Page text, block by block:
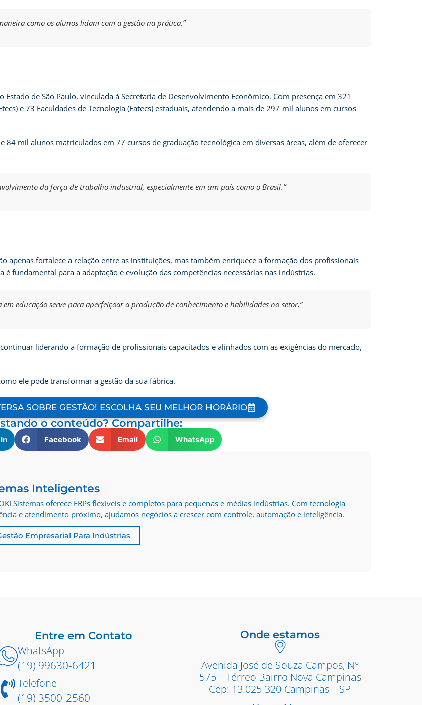
como os alunos lidam com a gestão na prática.”
Estado de São Paulo, vinculada à Secretaria de Desenvolvimento Econômico. Com presença em 321
e 73 Faculdades de Tecnologia (Fatecs) estaduais, atendendo a mais de 297 mil alunos em cursos
84 mil alunos matriculados em 77 cursos de graduação tecnológica em diversas áreas, além de oferecer
da força de trabalho industrial, especialmente em um país como o Brasil.”
apenas fortalece a relação entre as instituições, mas também enriquece a formação dos profissionais
fundamental para a adaptação e evolução das competências necessárias nas indústrias.
educação serve para aperfeiçoar a produção de conhecimento e habilidades no setor.”
liderando a formação de profissionais capacitados e alinhados com as exigências do mercado,
ele pode transformar a gestão da sua fábrica.
SOBRE GESTÃO! ESCOLHA SEU MELHOR HORÁRIO
o conteúdo? Compartilhe:
Facebook Email WhatsApp
Inteligentes
Sistemas oferece ERPs flexíveis e completos para pequenas e médias indústrias. Com tecnologia
e atendimento próximo, ajudamos negócios a crescer com controle, automação e inteligência.
Empresarial Para Indústrias
Entre em Contato
WhatsApp
(19) 99630-6421
Telefone
(19) 3500-2560
Onde estamos
Avenida José de Souza Campos, N°
575 – Térreo Bairro Nova Campinas
Cep: 13.025-320 Campinas – SP